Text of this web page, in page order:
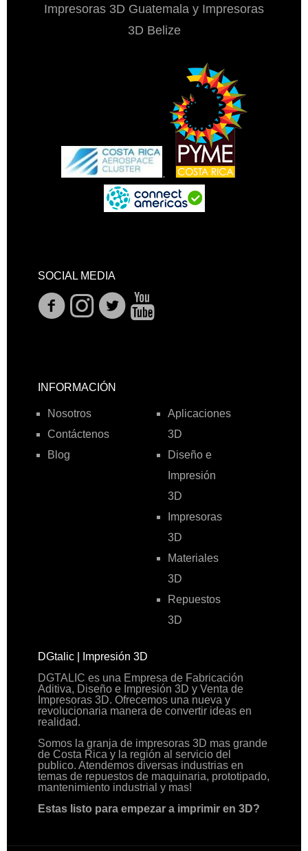
Impresoras 3D Guatemala y Impresoras
3D Belize
.
SOCIAL MEDIA
INFORMACIÓN
Nosotros
Contáctenos
Blog
Aplicaciones
3D
Diseño e
Impresión
3D
Impresoras
3D
Materiales
3D
Repuestos
3D
DGtalic | Impresión 3D
DGTALIC es una Empresa de Fabricación
Aditiva, Diseño e Impresión 3D y Venta de
Impresoras 3D. Ofrecemos una nueva y
revolucionaria manera de convertir ideas en
realidad.
Somos la granja de impresoras 3D mas grande
de Costa Rica y la región al servicio del
publico. Atendemos diversas industrias en
temas de repuestos de maquinaria, prototipado,
mantenimiento industrial y mas!
Estas listo para empezar a imprimir en 3D?